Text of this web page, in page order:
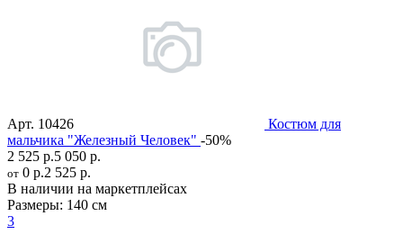
Арт. 10426
Костюм для
мальчика "Железный Человек" -50%
2 525 р.5 050 р.
от 0 р.2 525 р.
В наличии на маркетплейсах
Размеры: 140 см
3